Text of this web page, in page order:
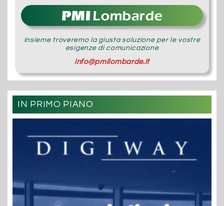
Insieme troveremo la giusta soluzione per le vostre
esigenze di comunicazione
info@pmilombarde.it
IN PRIMO PIANO